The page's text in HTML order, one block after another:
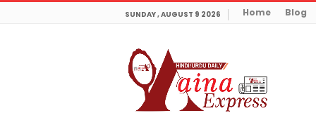
SUNDAY , AUGUST 9 2026 Home Blog